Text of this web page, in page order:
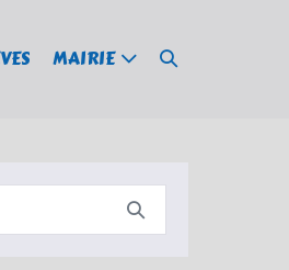
MAIRIE
Basculer